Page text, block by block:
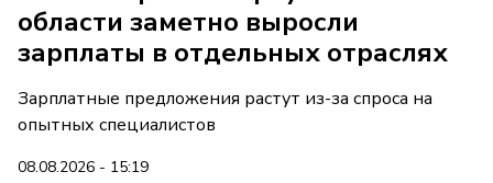
области заметно выросли
зарплаты в отдельных отраслях
Зарплатные предложения растут из-за спроса на
опытных специалистов
08.08.2026 - 15:19